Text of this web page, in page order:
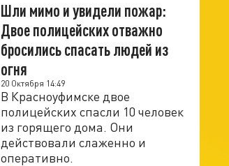
Шли мимо и увидели пожар:
Двое полицейских отважно
бросились спасать людей из
огня
20 Октября 14:49
В Красноуфимске двое
полицейских спасли 10 человек
из горящего дома. Они
действовали слаженно и
оперативно.